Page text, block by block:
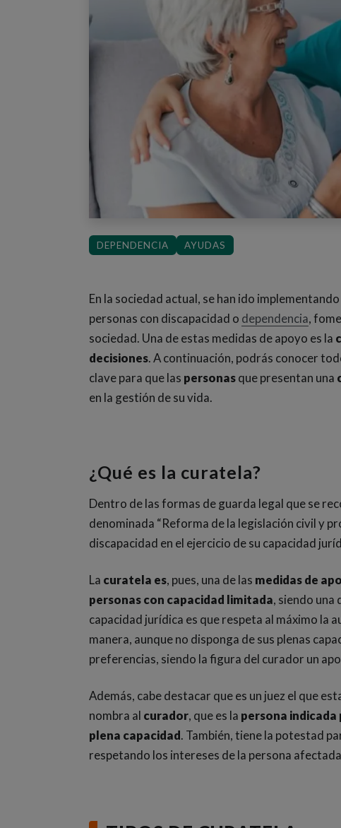
DEPENDENCIA AYUDAS
En la sociedad actual, se han ido
personas con discapacidad o dependencia,
sociedad. Una de estas medidas de apoyo es la
decisiones. A continuación, podrás conocer
clave para que las personasque presentan una
en la gestión de su vida.
¿Qué es la curatela?
Dentro de las formas de guarda legal que se
denominada “Reforma de la legislación civil y
discapacidad en el ejercicio de su capacidad
La curatela es, pues, una de las medidas de
personas con capacidad limitada, siendo una
capacidad jurídica es que respeta al máximo la
manera, aunque no disponga de sus plenas
preferencias, siendo la figura del curador un
Además, cabe destacar que es un juez el que
nombra al curador, que es la persona indicada
plena capacidad. También, tiene la potestad
respetando los intereses de la persona